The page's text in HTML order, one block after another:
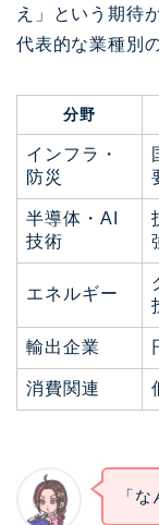
え」という期待
代表的な業種別
分野
インフラ・
防災
半導体・AI
技術
エネルギー
輸出企業
消費関連
「